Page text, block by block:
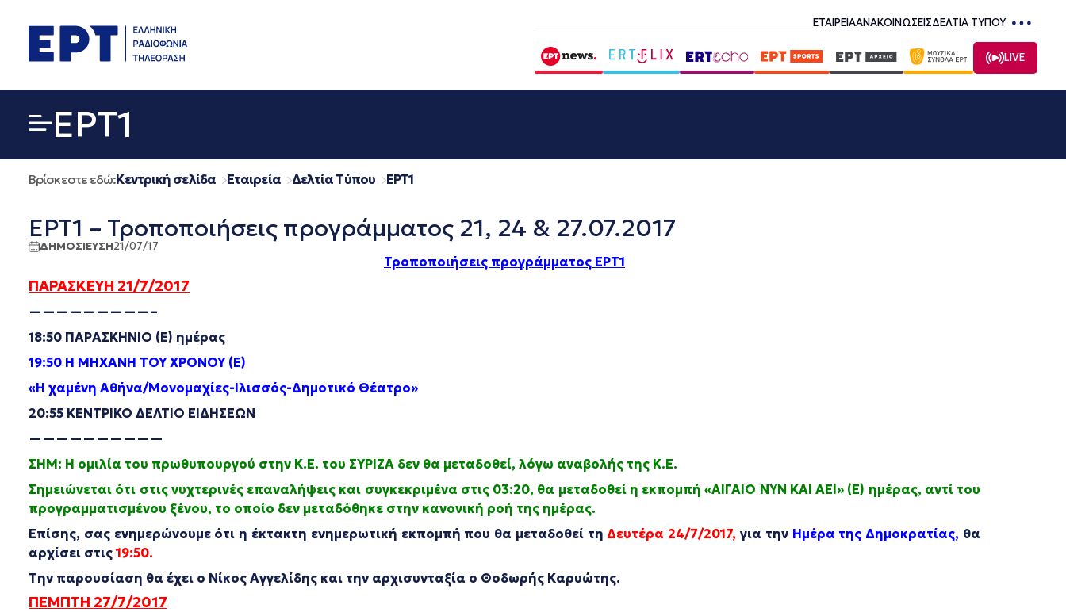
περιεχόμενο
ΕΤΑΙΡΕΙΑΑΝΑΚΟΙΝΩΣΕΙΣΔΕΛΤΙΑ ΤΥΠΟΥ
LIVE
EΡΤ1
Βρίσκεστε εδώ:Κεντρική σελίδα Εταιρεία Δελτία Τύπου EΡΤ1
ΕΡΤ1 – Τροποποιήσεις προγράμματος 21, 24 & 27.07.2017
ΔΗΜΟΣΙΕΥΣΗ21/07/17
Τροποποιήσεις προγράμματος ΕΡΤ1
ΠΑΡΑΣΚΕΥΗ 21/7/2017
—————————–
18:50 ΠΑΡΑΣΚΗΝΙΟ (Ε) ημέρας
19:50 Η ΜΗΧΑΝΗ ΤΟΥ ΧΡΟΝΟΥ (Ε)
«Η χαμένη Αθήνα/Μονομαχίες-Ιλισσός-Δημοτικό Θέατρο»
20:55 ΚΕΝΤΡΙΚΟ ΔΕΛΤΙΟ ΕΙΔΗΣΕΩΝ
——————————
ΣΗΜ: Η ομιλία του πρωθυπουργού στην Κ.Ε. του ΣΥΡΙΖΑ δεν θα μεταδοθεί, λόγω αναβολής της Κ.Ε.
Σημειώνεται ότι στις νυχτερινές επαναλήψεις και συγκεκριμένα στις 03:20, θα μεταδοθεί η εκπομπή«ΑΙΓΑΙΟ ΝΥΝ ΚΑΙ ΑΕΙ» (Ε) ημέρας, αντί του
προγραμματισμένου ξένου, το οποίο δεν μεταδόθηκε στην κανονική ροή της ημέρας.
Επίσης, σας ενημερώνουμε ότι η έκτακτη ενημερωτική εκπομπή που θα μεταδοθεί τη Δευτέρα 24/7/2017, για την Ημέρα της Δημοκρατίας, θα
αρχίσει στις 19:50.
Την παρουσίαση θα έχει ο Νίκος Αγγελίδης και την αρχισυνταξία ο Θοδωρής Καρυώτης.
ΠΕΜΠΤΗ 27/7/2017